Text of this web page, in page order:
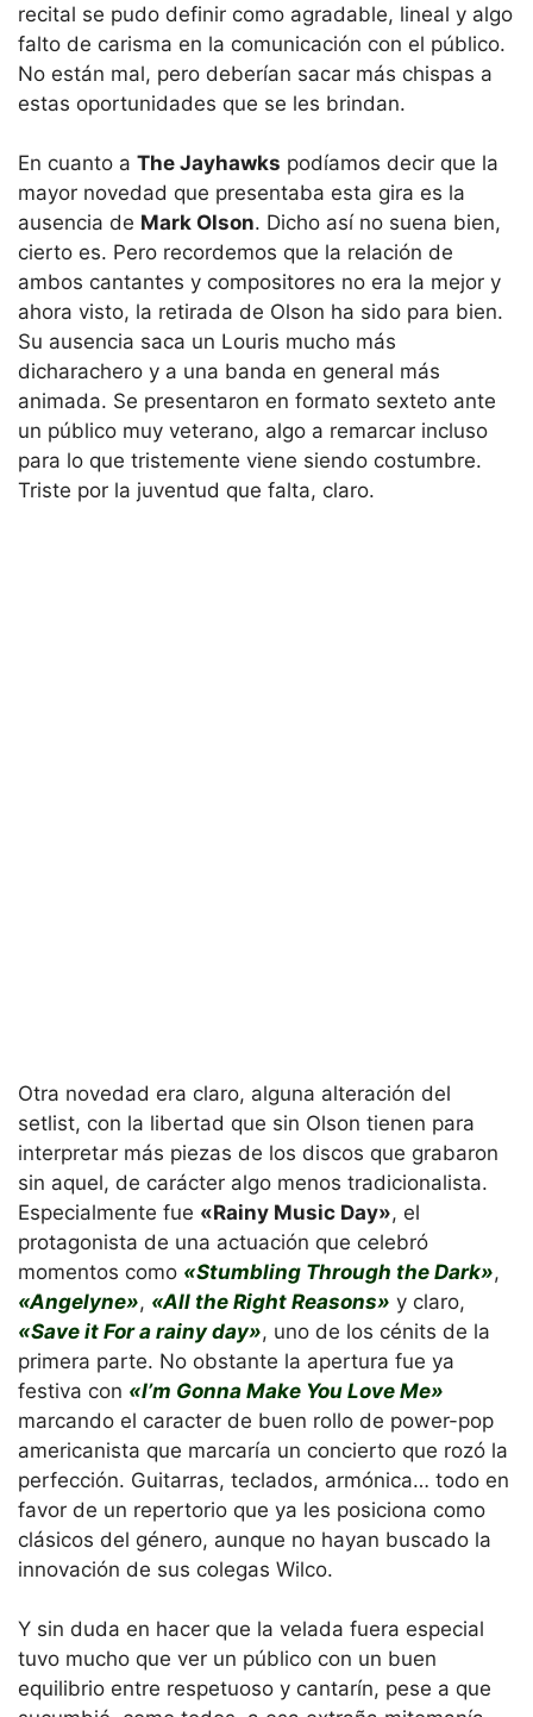
recital se pudo definir como agradable, lineal y algo
falto de carisma en la comunicación con el público.
No están mal, pero deberían sacar más chispas a
estas oportunidades que se les brindan.
En cuanto a The Jayhawks podíamos decir que la
mayor novedad que presentaba esta gira es la
ausencia de Mark Olson. Dicho así no suena bien,
cierto es. Pero recordemos que la relación de
ambos cantantes y compositores no era la mejor y
ahora visto, la retirada de Olson ha sido para bien.
Su ausencia saca un Louris mucho más
dicharachero y a una banda en general más
animada. Se presentaron en formato sexteto ante
un público muy veterano, algo a remarcar incluso
para lo que tristemente viene siendo costumbre.
Triste por la juventud que falta, claro.
Otra novedad era claro, alguna alteración del
setlist, con la libertad que sin Olson tienen para
interpretar más piezas de los discos que grabaron
sin aquel, de carácter algo menos tradicionalista.
Especialmente fue «Rainy Music Day», el
protagonista de una actuación que celebró
momentos como «Stumbling Through the Dark»,
«Angelyne», «All the Right Reasons» y claro,
«Save it For a rainy day», uno de los cénits de la
primera parte. No obstante la apertura fue ya
festiva con «I’m Gonna Make You Love Me»
marcando el caracter de buen rollo de power-pop
americanista que marcaría un concierto que rozó la
perfección. Guitarras, teclados, armónica… todo en
favor de un repertorio que ya les posiciona como
clásicos del género, aunque no hayan buscado la
innovación de sus colegas Wilco.
Y sin duda en hacer que la velada fuera especial
tuvo mucho que ver un público con un buen
equilibrio entre respetuoso y cantarín, pese a que